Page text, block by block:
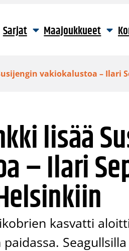
Sarjat Maajoukkueet
vakiokalustoa – Ilari
lisää
– Ilari
kasvatti